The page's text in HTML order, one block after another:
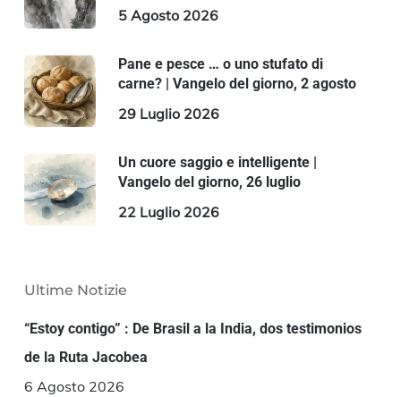
5 Agosto 2026
Pane e pesce … o uno stufato di
carne? | Vangelo del giorno, 2 agosto
29 Luglio 2026
Un cuore saggio e intelligente |
Vangelo del giorno, 26 luglio
22 Luglio 2026
Ultime Notizie
“Estoy contigo” : De Brasil a la India, dos testimonios
de la Ruta Jacobea
6 Agosto 2026